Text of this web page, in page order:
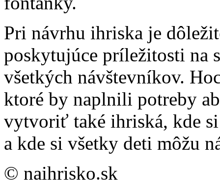
Pri návrhu ihriska je
poskytujúce príležitosti na
všetkých návštevníkov.
ktoré by naplnili potreby
vytvoriť také ihriská, kde si
a kde si všetky deti môžu
© naihrisko.sk